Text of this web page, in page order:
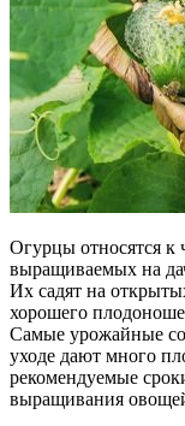
Огурцы относятся
выращиваемых на
Их садят на
хорошего
Самые урожайные
уходе дают много
рекомендуемые
выращивания